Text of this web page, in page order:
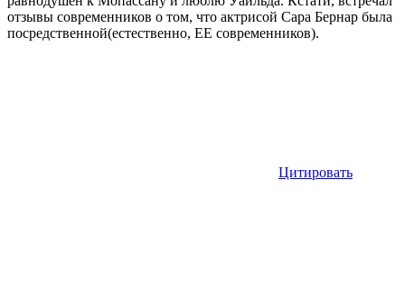
отзывы современников о том, что актрисой Сара Бернар была
посредственной(естественно, ЕЕ современников).
Цитировать